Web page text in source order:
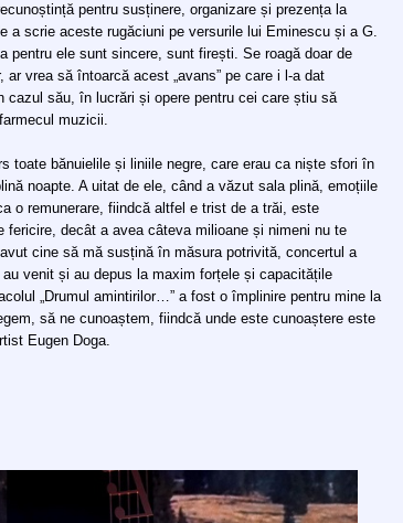
pentru susținere, organizare și prezența la
a scrie aceste rugăciuni pe versurile lui Eminescu și a G.
pentru ele sunt sincere, sunt firești. Se roagă doar de
vrea să întoarcă acest „avans” pe care i l-a dat
său, în lucrări și opere pentru cei care știu să
muzicii.
toate bănuielile și liniile negre, care erau ca niște sfori în
noapte. A uitat de ele, când a văzut sala plină, emoțiile
o remunerare, fiindcă altfel e trist de a trăi, este
decât a avea câteva milioane și nimeni nu te
cine să mă susțină în măsura potrivită, concertul a
venit și au depus la maxim forțele și capacitățile
„Drumul amintirilor…” a fost o împlinire pentru mine la
să ne cunoaștem, fiindcă unde este cunoaștere este
Eugen Doga.